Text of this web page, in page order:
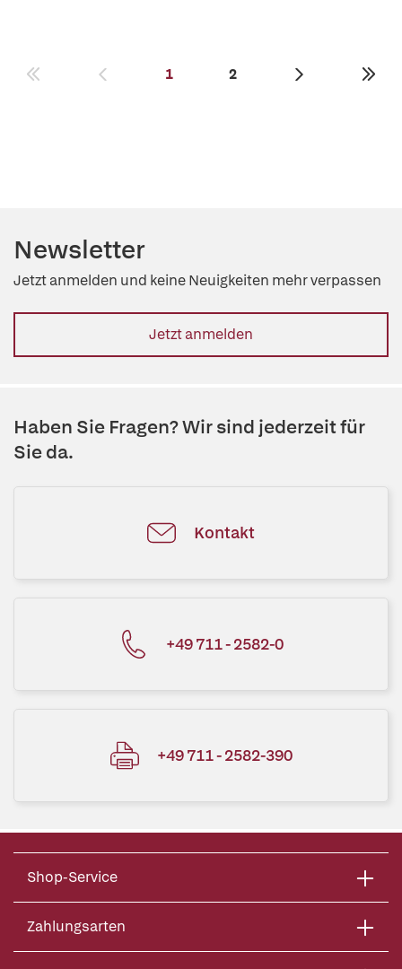
1 2
Newsletter
Jetzt anmelden und keine Neuigkeiten mehr verpassen
Jetzt anmelden
Haben Sie Fragen? Wir sind jederzeit für
Sie da.
Kontakt
+49 711 - 2582-0
+49 711 - 2582-390
Shop-Service
Zahlungsarten